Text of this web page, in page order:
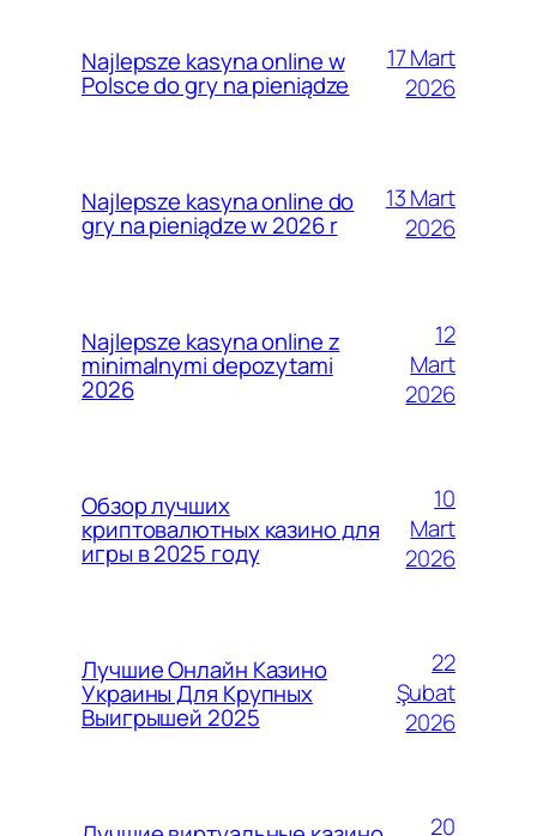
Najlepsze kasyna online w
Polsce do gry na pieniądze
17 Mart
2026
Najlepsze kasyna online do
gry na pieniądze w 2026 r
13 Mart
2026
Najlepsze kasyna online z
minimalnymi depozytami
2026
12
Mart
2026
Обзор лучших
криптовалютных казино для
игры в 2025 году
10
Mart
2026
Лучшие Онлайн Казино
Украины Для Крупных
Выигрышей 2025
22
Şubat
2026
20